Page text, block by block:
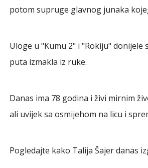
potom supruge glavnog junaka
Uloge u "Kumu 2" i "Rokiju" donijele
puta izmakla iz ruke.
Danas ima 78 godina i živi mirnim
ali uvijek sa osmijehom na licu i
Pogledajte kako Talija Šajer danas